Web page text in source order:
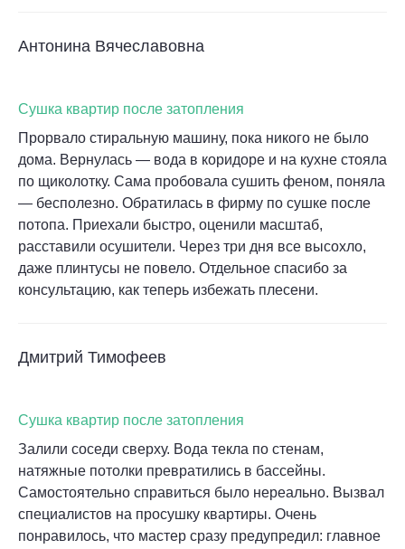
Антонина Вячеславовна
Сушка квартир после затопления
Прорвало стиральную машину, пока никого не было
дома. Вернулась — вода в коридоре и на кухне стояла
по щиколотку. Сама пробовала сушить феном, поняла
— бесполезно. Обратилась в фирму по сушке после
потопа. Приехали быстро, оценили масштаб,
расставили осушители. Через три дня все высохло,
даже плинтусы не повело. Отдельное спасибо за
консультацию, как теперь избежать плесени.
Дмитрий Тимофеев
Сушка квартир после затопления
Залили соседи сверху. Вода текла по стенам,
натяжные потолки превратились в бассейны.
Самостоятельно справиться было нереально. Вызвал
специалистов на просушку квартиры. Очень
понравилось, что мастер сразу предупредил: главное